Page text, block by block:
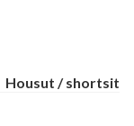
Housut / shortsit